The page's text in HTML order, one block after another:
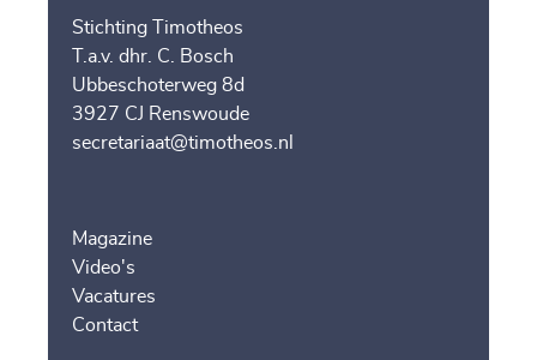
Stichting Timotheos
T.a.v. dhr. C. Bosch
Ubbeschoterweg 8d
3927 CJ Renswoude
secretariaat@timotheos.nl
Magazine
Video's
Vacatures
Contact